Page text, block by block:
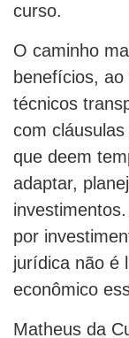
curso.
O caminho
benefícios,
técnicos
com
que deem
adaptar,
por
jurídica não é
econômico
Matheus da